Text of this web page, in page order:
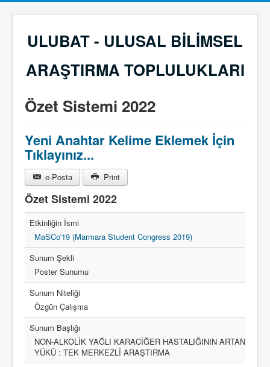
ULUBAT - ULUSAL BİLİMSEL
ARAŞTIRMA TOPLULUKLARI
Özet Sistemi 2022
Yeni Anahtar Kelime Eklemek İçin
Tıklayınız...
e-Posta Print
Özet Sistemi 2022
Etkinliğin İsmi
MaSCo'19 (Marmara Student Congress 2019)
Sunum Şekli
Poster Sunumu
Sunum Niteliği
Özgün Çalışma
Sunum Başlığı
NON-ALKOLİK YAĞLI KARACİĞER HASTALIĞININ ARTAN
YÜKÜ : TEK MERKEZLİ ARAŞTIRMA